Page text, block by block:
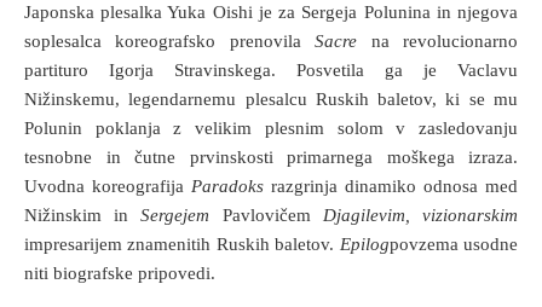
Japonska plesalka Yuka Oishi je za Sergeja Polunina in njegova
soplesalca koreografsko prenovilaSacre na revolucionarno
partituro Igorja Stravinskega. Posvetila ga je Vaclavu
Nižinskemu, legendarnemu plesalcu Ruskih baletov, ki se mu
Polunin poklanja z velikim plesnim solom v zasledovanju
tesnobne in čutne prvinskosti primarnega moškega izraza.
Uvodna koreografija Paradoks razgrinja dinamiko odnosa med
Nižinskim inSergejem Pavlovičem Djagilevim, vizionarskim
impresarijem znamenitih Ruskih baletov. Epilogpovzema usodne
niti biografske pripovedi.